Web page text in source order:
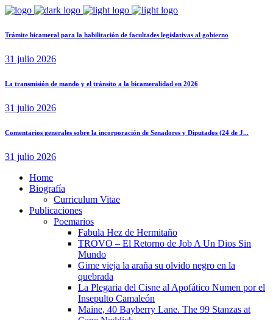
Trámite bicameral para la habilitación de facultades legislativas al gobierno
31 julio 2026
La transmisión de mando y el tránsito a la bicameralidad en 2026
31 julio 2026
Comentarios generales sobre la incorporación de Senadores y Diputados (24 de J...
31 julio 2026
Home
Biografía
Curriculum Vitae​
Publicaciones
Poemarios
Fabula Hez de Hermitaño
TROVO – El Retorno de Job A Un Dios Sin
Mundo
Gime vieja la araña su olvido negro en la
quebrada
La Plegaria del Cisne al Apofático Numen por el
Insepulto Camaleón
Maine, 40 Bayberry Lane. The 99 Stanzas at